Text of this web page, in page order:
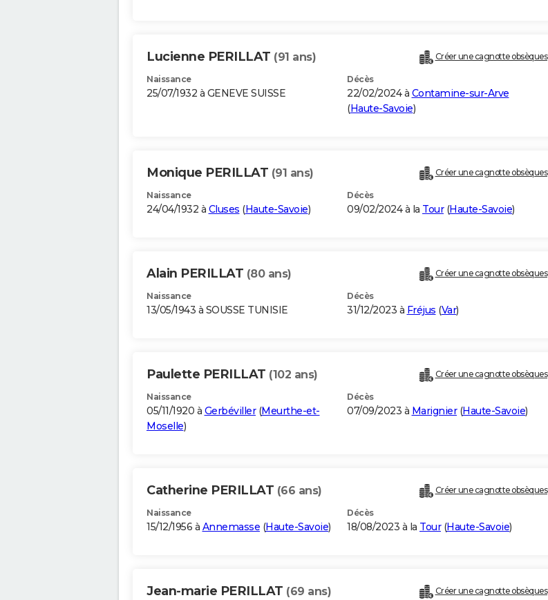
Lucienne PERILLAT (91 ans) Créer une cagnotte obsèques
Naissance
25/07/1932 à GENEVE SUISSE
Décès
22/02/2024 à Contamine-sur-Arve
(Haute-Savoie)
Monique PERILLAT (91 ans) Créer une cagnotte obsèques
Naissance
24/04/1932 à Cluses (Haute-Savoie)
Décès
09/02/2024 à la Tour(Haute-Savoie)
Alain PERILLAT (80 ans) Créer une cagnotte obsèques
Naissance
13/05/1943 à SOUSSE TUNISIE
Décès
31/12/2023 à Fréjus (Var)
Paulette PERILLAT (102 ans) Créer une cagnotte obsèques
Naissance
05/11/1920 à Gerbéviller(Meurthe-et-
Moselle)
Décès
07/09/2023 à Marignier(Haute-Savoie)
Catherine PERILLAT (66 ans) Créer une cagnotte obsèques
Naissance
15/12/1956 à Annemasse (Haute-Savoie)
Décès
18/08/2023 à la Tour(Haute-Savoie)
Jean-marie PERILLAT (69 ans) Créer une cagnotte obsèques